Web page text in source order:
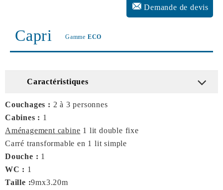
Demande de devis
Capri Gamme ECO
Caractéristiques
Couchages : 2 à 3 personnes
Cabines : 1
Aménagement cabine 1 lit double fixe
Carré transformable en 1 lit simple
Douche : 1
WC : 1
Taille :9mx3.20m